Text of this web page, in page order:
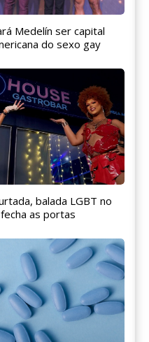
Medelín ser capital
do sexo gay
balada LGBT no
as portas